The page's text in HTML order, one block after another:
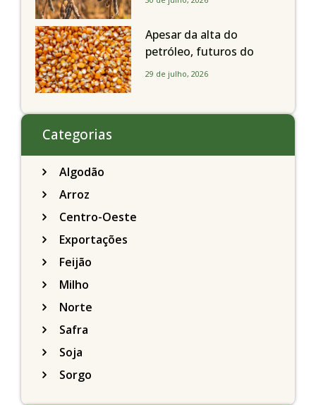
de R$ 150/sc
Apesar da alta do
petróleo, futuros do
milho recuam em
29 de julho, 2026
Categorias
Algodão
Arroz
Centro-Oeste
Exportações
Feijão
Milho
Norte
Safra
Soja
Sorgo